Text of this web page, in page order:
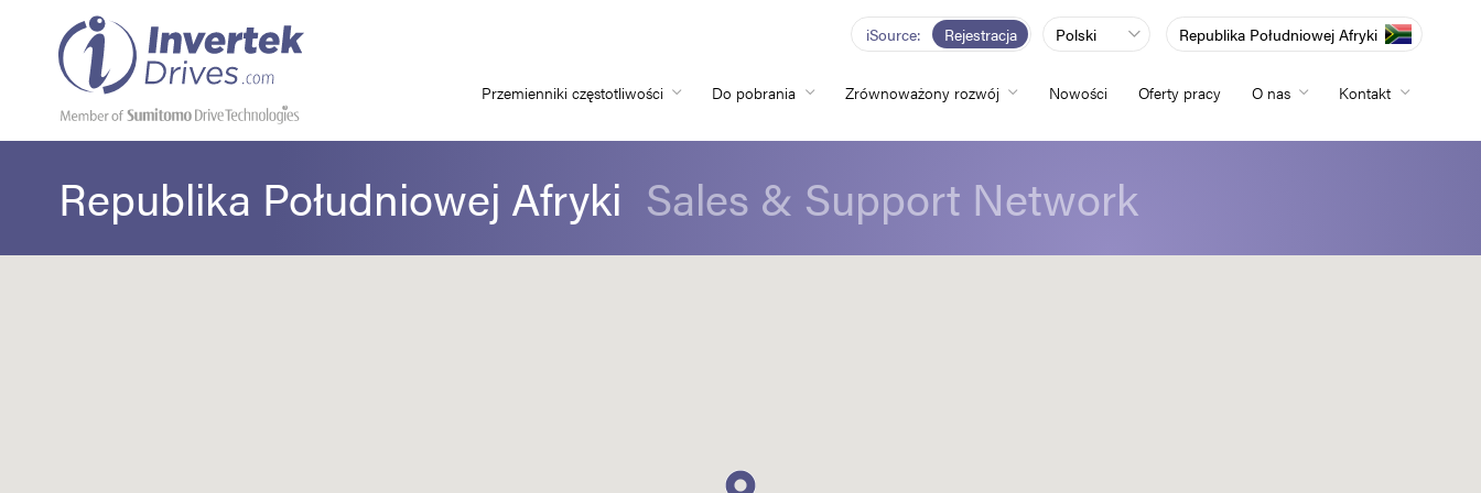
iSource Rejestracja Polski Republika Południowej Afryki
Przemienniki częstotliwości Do pobrania Zrównoważony rozwój Nowości Oferty pracy O nas Kontakt
Republika Południowej Afryki Sales & Support Network
Przemienniki częstotliwości